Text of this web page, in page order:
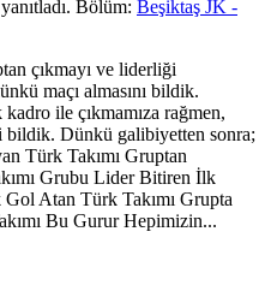
Bölüm: Beşiktaş JK -
çıkmayı ve liderliği
maçı almasını bildik.
ile çıkmamıza rağmen,
bildik. Dünkü galibiyetten sonra;
Türk Takımı Gruptan
Grubu Lider Bitiren İlk
Atan Türk Takımı Grupta
Bu Gurur Hepimizin...